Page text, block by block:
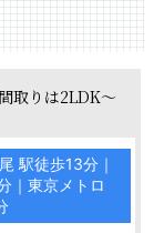
取りは2LDK～
駅徒歩13分｜
｜東京メトロ